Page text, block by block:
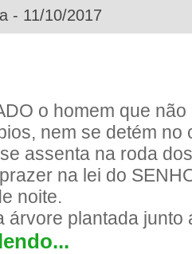
- 11/10/2017
o homem que
nem se detém no
assenta na roda
na lei do
noite.
árvore plantada junto